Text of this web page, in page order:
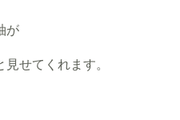
が
せてくれます。